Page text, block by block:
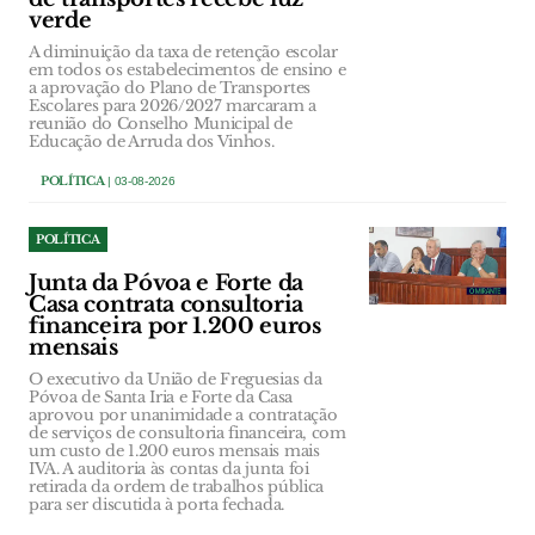
verde
A diminuição da taxa de retenção escolar
em todos os estabelecimentos de ensino e
a aprovação do Plano de Transportes
Escolares para 2026/2027 marcaram a
reunião do Conselho Municipal de
Educação de Arruda dos Vinhos.
POLÍTICA| 03-08-2026
POLÍTICA
Junta da Póvoa e Forte da
Casa contrata consultoria
financeira por 1.200 euros
mensais
O executivo da União de Freguesias da
Póvoa de Santa Iria e Forte da Casa
aprovou por unanimidade a contratação
de serviços de consultoria financeira, com
um custo de 1.200 euros mensais mais
IVA. A auditoria às contas da junta foi
retirada da ordem de trabalhos pública
para ser discutida à porta fechada.